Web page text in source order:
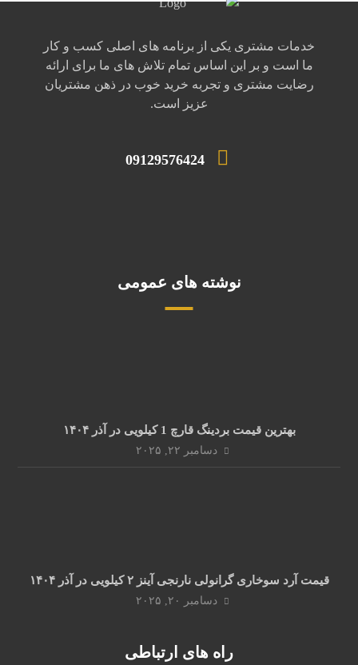
خدمات مشتری یکی از برنامه های اصلی کسب و کار
ما است و بر این اساس تمام تلاش های ما برای ارائه
رضایت مشتری و تجربه خرید خوب در ذهن مشتریان
عزیز است.
09129576424
نوشته های عمومی
بهترین قیمت بردینگ قارچ 1 کیلویی در آذر ۱۴۰۴
دسامبر ۲۲, ۲۰۲۵
قیمت آرد سوخاری گرانولی نارنجی آینز ۲ کیلویی در آذر ۱۴۰۴
دسامبر ۲۰, ۲۰۲۵
راه های ارتباطی